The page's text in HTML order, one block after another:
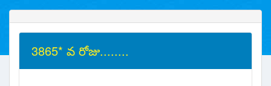
3865* వ రోజు........